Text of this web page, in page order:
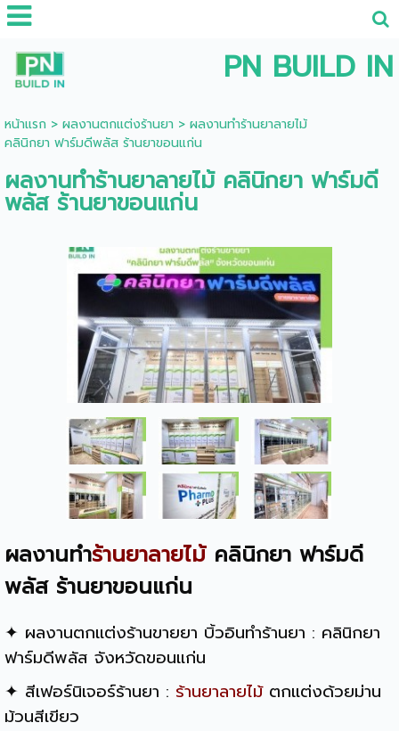
PN BUILD IN
หน้าแรก > ผลงานตกแต่งร้านยา> ผลงานทำร้านยาลายไม้
คลินิกยา ฟาร์มดีพลัส ร้านยาขอนแก่น
ผลงานทำร้านยาลายไม้ คลินิกยา ฟาร์มดี
พลัส ร้านยาขอนแก่น
ผลงานทำร้านยาลายไม้คลินิกยา ฟาร์มดี
พลัส ร้านยาขอนแก่น
✦ ผลงานตกแต่งร้านขายยา บิ้วอินทำร้านยา : คลินิกยา
ฟาร์มดีพลัส จังหวัดขอนแก่น
✦ สีเฟอร์นิเจอร์ร้านยา : ร้านยาลายไม้ตกแต่งด้วยม่าน
ม้วนสีเขียว